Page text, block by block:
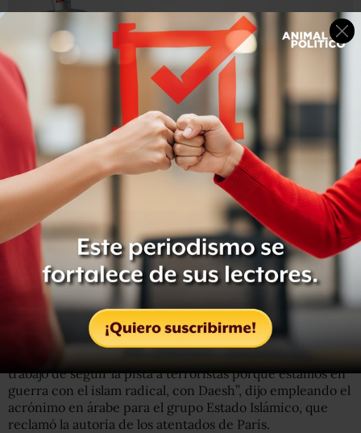
A partir de esa información, los investigadores pudieron
cotejar su ADN con los restos hallados en la sala de
conciertos.
“Lo que es importante es que la investigación progresa
que se descubre a los cómplices, que hay arrestos”, dijo
este miércoles el primer ministro francés, Manuel Valls.
“Todo esto llevará tiempo y ante una amenaza terrorista
que por desgracia está aquí debemos continuar con este
trabajo de seguir la pista a terroristas porque estamos en
guerra con el islam radical, con Daesh”, dijo empleando el
acrónimo en árabe para el grupo Estado Islámico, que
reclamó la autoría de los atentados de París.